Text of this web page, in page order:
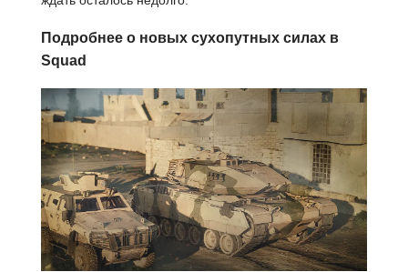
Подробнее о новых сухопутных силах в
Squad